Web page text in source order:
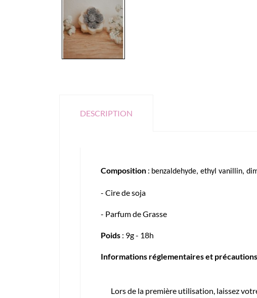
DESCRIPTION
Composition : benzaldehyde, ethyl vanillin,
- Cire de soja
- Parfum de Grasse
Poids : 9g - 18h
Informations réglementaires et
Lors de la première utilisation, laissez